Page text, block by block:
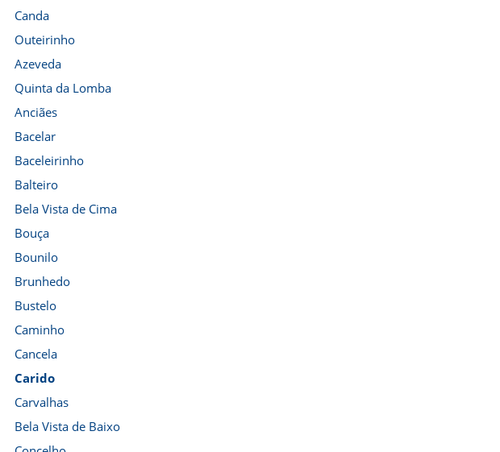
Canda
Outeirinho
Azeveda
Quinta da Lomba
Anciães
Bacelar
Baceleirinho
Balteiro
Bela Vista de Cima
Bouça
Bounilo
Brunhedo
Bustelo
Caminho
Cancela
Carido
Carvalhas
Bela Vista de Baixo